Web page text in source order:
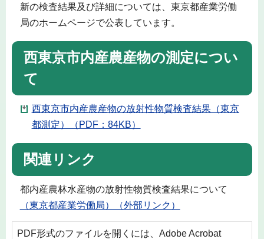
新の検査結果及び詳細については、東京都産業労働
局のホームページで公表しています。
西東京市内産農産物の測定につい
て
西東京市内産農産物の放射性物質検査結果（東京
都測定）（PDF：84KB）
関連リンク
都内産農林水産物の放射性物質検査結果について
（東京都産業労働局）（外部リンク）
PDF形式のファイルを開くには、Adobe Acrobat